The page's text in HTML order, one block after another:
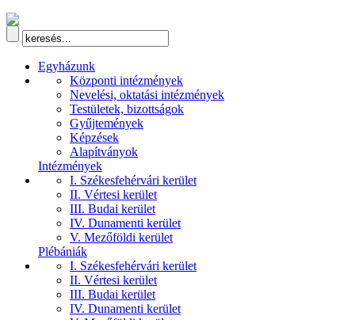
Egyházunk
Központi intézmények
Nevelési, oktatási intézmények
Testületek, bizottságok
Gyűjtemények
Képzések
Alapítványok
Intézmények
I. Székesfehérvári kerület
II. Vértesi kerület
III. Budai kerület
IV. Dunamenti kerület
V. Mezőföldi kerület
Plébániák
I. Székesfehérvári kerület
II. Vértesi kerület
III. Budai kerület
IV. Dunamenti kerület